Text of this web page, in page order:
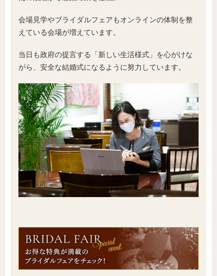
会場見学やブライダルフェアもオンラインの体制を整
えている会場が増えています。
当日も政府の提言する「新しい生活様式」を心がけな
がら、安全な結婚式になるように努力しています。